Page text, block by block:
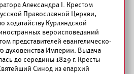
Александра I. Крестом
Православной Церкви,
ходатайству Курляндской
вероисповеданий
представителей евангелическо-
духовенства Империи. Выдача
до середины 1829 г. Кресты
Синод из епархий